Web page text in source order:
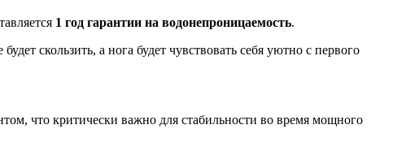
1 год гарантии на водонепроницаемость.
скользить, а нога будет чувствовать себя уютно с первого
что критически важно для стабильности во время мощного